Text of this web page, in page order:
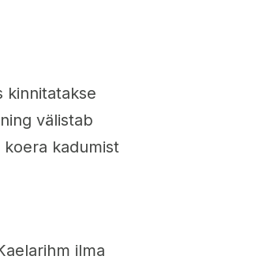
kinnitatakse
välistab
kadumist
ilma